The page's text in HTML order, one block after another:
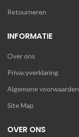
Retourneren
INFORMATIE
Over ons
Privacyverklaring
Algemene voorwaarden
Site Map
OVER ONS